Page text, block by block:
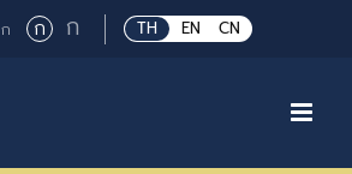
TH EN CN
กSmall
กRegular
font
ก Large
font